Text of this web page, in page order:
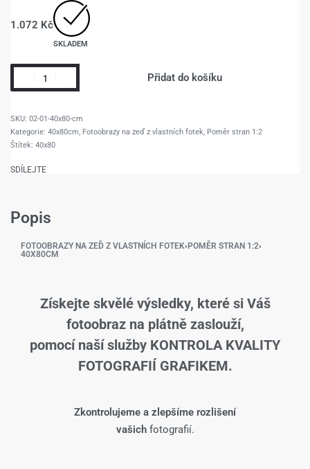
1.072 Kč
SKLADEM
Přidat do košíku
02-01-40x80-cm
Kategorie: 40x80cm, Fotoobrazy na zeď z vlastních fotek, Poměr stran 1:2
Štítek: 40x80
SDÍLEJTE
Popis
FOTOOBRAZY NA ZEĎ Z VLASTNÍCH FOTEK› POMĚR STRAN 1:2›
40X80CM
Získejte skvělé výsledky, které si Váš
fotoobraz na plátně zaslouží,
pomocí naší služby KONTROLA KVALITY
FOTOGRAFIÍ GRAFIKEM.
Zkontrolujeme a zlepšíme rozlišení
vašich fotografií.